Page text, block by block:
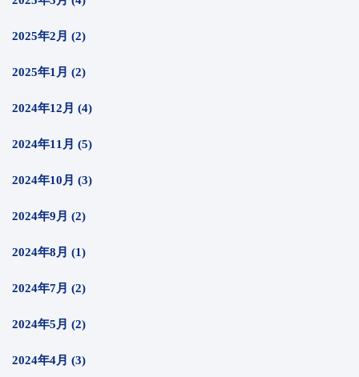
2025年2月 (2)
2025年1月 (2)
2024年12月 (4)
2024年11月 (5)
2024年10月 (3)
2024年9月 (2)
2024年8月 (1)
2024年7月 (2)
2024年5月 (2)
2024年4月 (3)